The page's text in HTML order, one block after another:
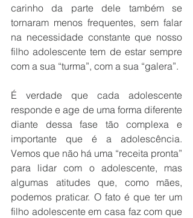
carinho da parte dele também se
tornaram menos frequentes, sem falar
na necessidade constante que nosso
filho adolescente tem de estar sempre
com a sua “turma”, com a sua “galera”.
É verdade que cada adolescente
responde e age de uma forma diferente
diante dessa fase tão complexa e
importante que é a adolescência.
Vemos que não há uma “receita pronta”
para lidar com o adolescente, mas
algumas atitudes que, como mães,
podemos praticar. O fato é que ter um
filho adolescente em casa faz com que